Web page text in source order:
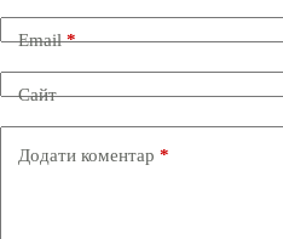
Email*
Сайт
Додати коментар *